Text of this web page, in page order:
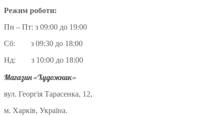
Режим роботи:
Пн – Пт: з 09:00 до 19:00
Сб: з 09:30 до 18:00
Нд: з 10:00 до 18:00
Магазин «Художник»
вул. Георгія Тарасенка, 12,
м. Харків, Україна.